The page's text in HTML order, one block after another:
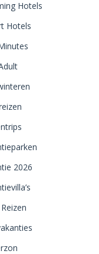
Hotels
Hotels
2026